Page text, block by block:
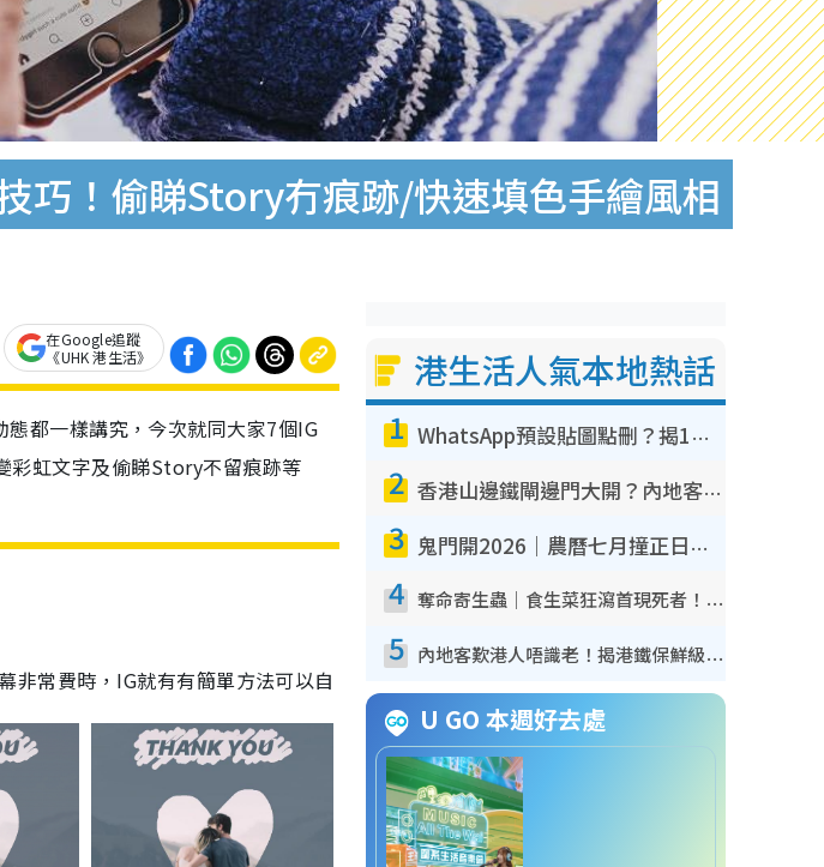
巧！偷睇Story冇痕跡/快速填色手繪風相
在Google追蹤
《UHK 港生活》
都一樣講究，今次就同大家7個IG
彩虹文字及偷睇Story不留痕跡等
非常費時，IG就有有簡單方法可以自
港生活人氣本地熱話
1 WhatsApp預設貼圖點刪？揭1招「反向操作」還原簡潔介面 附3步實測教學
2 香港山邊鐵閘邊門大開？內地客困惑意義何在！網民神回覆：呢種叫法理性防禦
3 鬼門開2026｜農曆七月撞正日全食特別邪？專家警告切忌做一事！揭4大禁忌+2招保平安
4 奪命寄生蟲｜食生菜狂瀉首現死者！疫潮惡化錄1.8萬宗病例 揭洗菜3大謬誤
5 內地客歎港人唔識老！揭港鐵保鮮級冷氣 港人求放過：咪投訴
U GO 本週好去處